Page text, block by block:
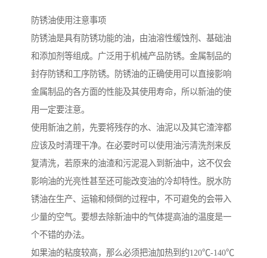
防锈油使用注意事项
防锈油是具有防锈功能的油，由油溶性缓蚀剂、基础油
和添加剂等组成。广泛用于机械产品防锈。金属制品的
封存防锈和工序防锈。防锈油的正确使用可以直接影响
金属制品的各方面的性能及其使用寿命，所以新油的使
用一定要注意。
使用新油之前，先要将残存的水、油泥以及其它渣滓都
应该及时清理干净。在必要时可以使用油污清洗剂来反
复清洗，若原来的油渣和污泥混入到新油中，这不仅会
影响油的光亮性甚至还可能改变油的冷却特性。脱水防
锈油在生产、运输和倾倒的过程中，不可避免的会带入
少量的空气。要想去除新油中的气体提高油的温度是一
个不错的办法。
如果油的粘度较高，那么必须把油加热到约120℃-140℃